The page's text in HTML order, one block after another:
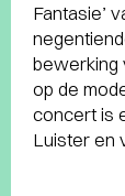
Fantasie’
bewerking
op de
concert is
Luister en